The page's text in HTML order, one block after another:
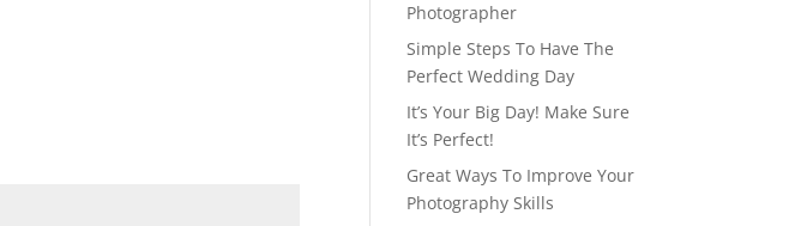
Photographer
Simple Steps To Have The
Perfect Wedding Day
It’s Your Big Day! Make Sure
It’s Perfect!
Great Ways To Improve Your
Photography Skills